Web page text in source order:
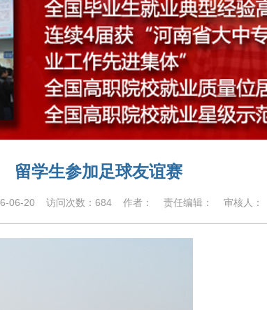
留学生参加足球友谊赛
06-20 访问次数： 684 作者： 责任编辑： 审核人：